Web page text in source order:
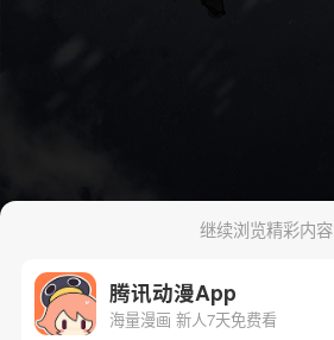
继续浏览精彩内容
腾讯动漫App
海量漫画 新人7天免费看